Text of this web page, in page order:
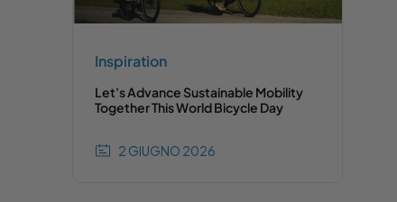
Inspiration
Let's Advance Sustainable Mobility
Together This World Bicycle Day
2 GIUGNO 2026